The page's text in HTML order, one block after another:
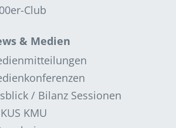
Club
& Medien
/ Bilanz Sessionen
KMU